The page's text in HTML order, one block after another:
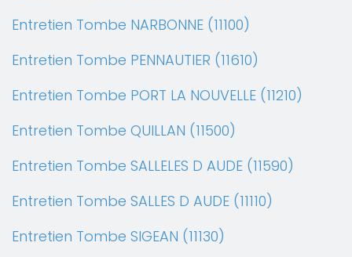
Entretien Tombe NARBONNE (11100)
Entretien Tombe PENNAUTIER (11610)
Entretien Tombe PORT LA NOUVELLE (11210)
Entretien Tombe QUILLAN (11500)
Entretien Tombe SALLELES D AUDE (11590)
Entretien Tombe SALLES D AUDE (11110)
Entretien Tombe SIGEAN (11130)